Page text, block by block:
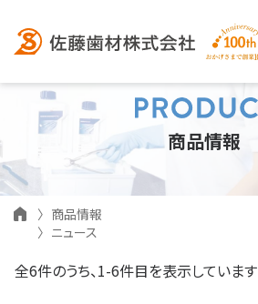
商品情報
商品情報
ニュース
全6件のうち、1-6件目を表示しています